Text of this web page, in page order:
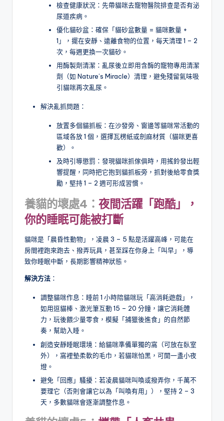
檢查健康狀況：先帶貓咪去寵物醫院排查是否有泌
尿道疾病。
優化貓砂盆：確保「貓砂盆數量 = 貓咪數量 +
1」，擺在安靜、遠離食物的位置，每天清理 1 – 2
次，每週更換一次貓砂。
用酶製劑清潔：亂尿後立即用含酶的寵物專用清潔
劑（如 Nature’s Miracle）清理，避免殘留氣味吸
引貓咪再次亂尿。
解決亂抓問題：
放置多個貓抓板：在沙發旁、窗邊等貓咪常活動的
區域各放 1 個，選擇瓦楞紙或劍麻材質（貓咪更喜
歡）。
及時引導懲罰：發現貓咪抓傢俱時，用搖鈴發出輕
響提醒，同時把它抱到貓抓板旁，抓對後給零食獎
勵，堅持 1 – 2 週可形成習慣。
養貓的壞處4： 夜間活躍「跑酷」，
你的睡眠可能被打斷
貓咪是「晨昏性動物」，凌晨 3 – 5 點是活躍高峰，可能在
房間裡跑來跑去、撥弄玩具，甚至踩在你身上「叫早」，導
致你睡眠中斷，長期影響精神狀態。
解決方法 ：
調整貓咪作息：睡前 1 小時陪貓咪玩「高消耗遊戲」，
如用逗貓棒、激光筆互動 15 – 20 分鐘，讓它消耗體
力，玩後餵少量零食，模擬「捕獵後進食」的自然節
奏，幫助入睡。
創造安靜睡眠環境：給貓咪準備單獨的窩（可放在臥室
外），窩裡墊柔軟的毛巾，若貓咪怕黑，可開一盞小夜
燈。
避免「回應」騷擾：若凌晨貓咪叫喚或撥弄你，千萬不
要理它（否則會讓它以為「叫喚有用」），堅持 2 – 3
天，多數貓咪會逐漸調整作息。